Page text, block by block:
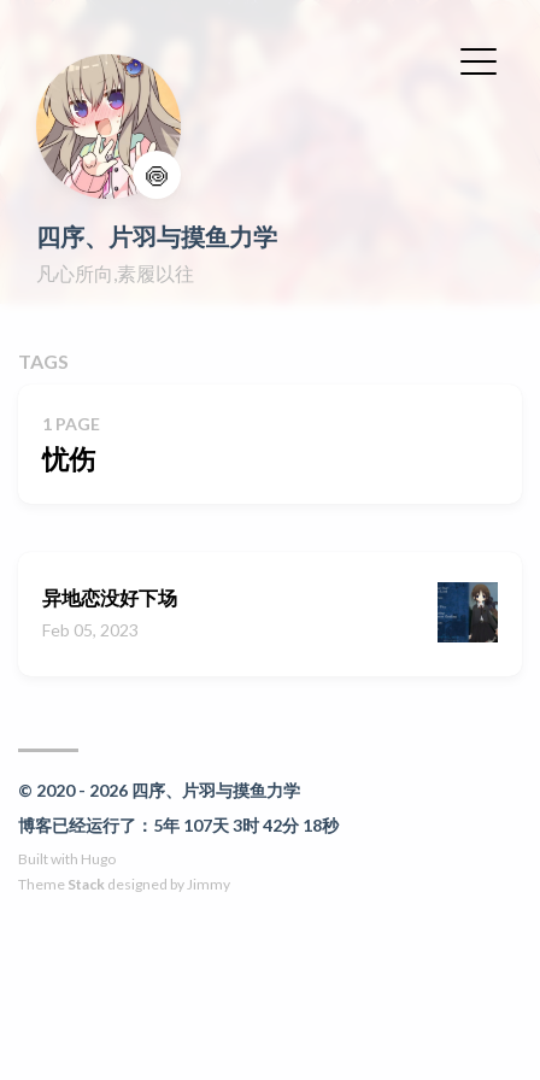
🍥
四序、片羽与摸鱼力学
凡心所向,素履以往
TAGS
1 PAGE
忧伤
异地恋没好下场
Feb 05, 2023
© 2020 - 2026 四序、片羽与摸鱼力学
博客已经运行了：5年 107天 3时 42分 19秒
Built with Hugo
Theme Stack designed by Jimmy